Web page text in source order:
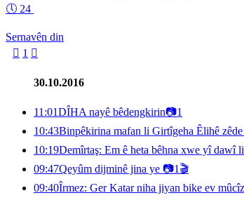
🕔 24
Sernavên din
 1 
30.10.2016
11:01DÎHA nayê bêdengkirin📷1
10:43Binpêkirina mafan li Girtîgeha Êlihê
10:19Demîrtaş: Em ê heta bêhna xwe yî dawî
09:47Qeyûm dijminê jina ye 📷1 🎬
09:40Îrmez: Ger Katar niha jiyan bike ev